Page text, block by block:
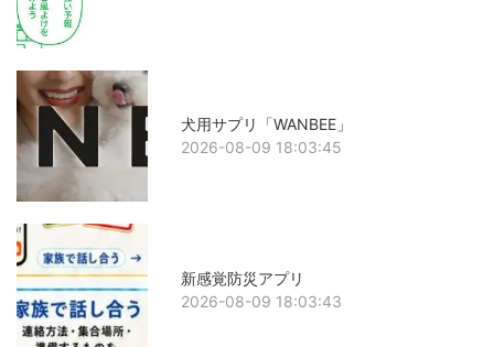
犬用サプリ「WANBEE」
2026-08-09 18:03:45
新感覚防災アプリ
2026-08-09 18:03:43